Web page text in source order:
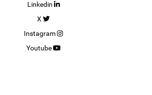
Linkedin
X
Instagram
Youtube